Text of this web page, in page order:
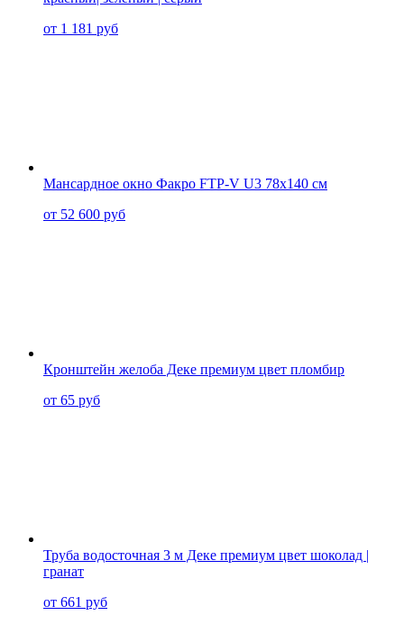
от 1 181 руб
Мансардное окно Факро FTP-V U3 78x140 см
от 52 600 руб
Кронштейн желоба Деке премиум цвет пломбир
от 65 руб
Труба водосточная 3 м Деке премиум цвет шоколад |
гранат
от 661 руб